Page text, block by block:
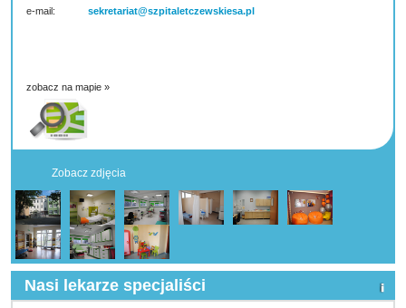
e-mail: sekretariat@szpitaletczewskiesa.pl
zobacz na mapie »
Zobacz zdjęcia
Nasi lekarze specjaliści